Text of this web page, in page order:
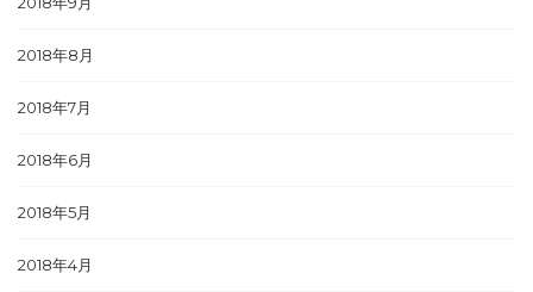
2018年8月
2018年7月
2018年6月
2018年5月
2018年4月